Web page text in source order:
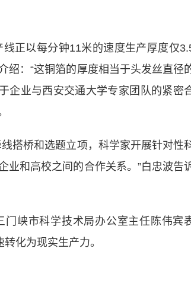
正以每分钟11米的速度生产厚度仅
绍：“这铜箔的厚度相当于头发丝直径
企业与西安交通大学专家团队的紧密
搭桥和选题立项，科学家开展针对性
业和高校之间的合作关系。”白忠波告
峡市科学技术局办公室主任陈伟宾
化为现实生产力。